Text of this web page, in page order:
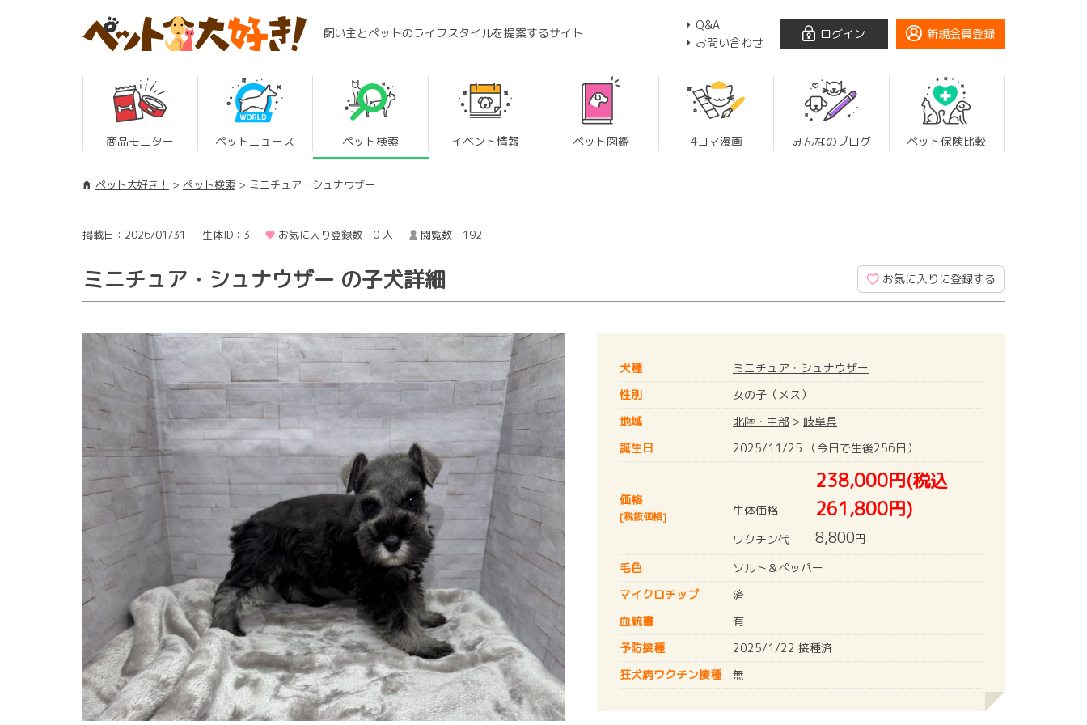
飼い主とペットのライフスタイルを提案するサイト
Q&A
お問い合わせ
ログイン 新規会員登録
商品モニター ペットニュース ペット検索 イベント情報 ペット図鑑 4コマ漫画 みんなのブログ ペット保険比較
ペット大好き！ ペット検索 ミニチュア・シュナウザー
掲載日：2026/01/31 生体ID：3 お気に入り登録数 0 人 閲覧数 192
ミニチュア・シュナウザー の子犬詳細 お気に入りに登録する
犬種
ミニチュア・シュナウザー
性別
女の子（メス）
地域
北陸・中部 > 岐阜県
誕生日
2025/11/25 （今日で生後256日）
価格
[税抜価格] 生体価格
238,000円(税込
261,800円)
ワクチン代 8,800円
毛色
ソルト＆ペッパー
マイクロチップ
済
血統書
有
予防接種
2025/1/22 接種済
狂犬病ワクチン接種 無